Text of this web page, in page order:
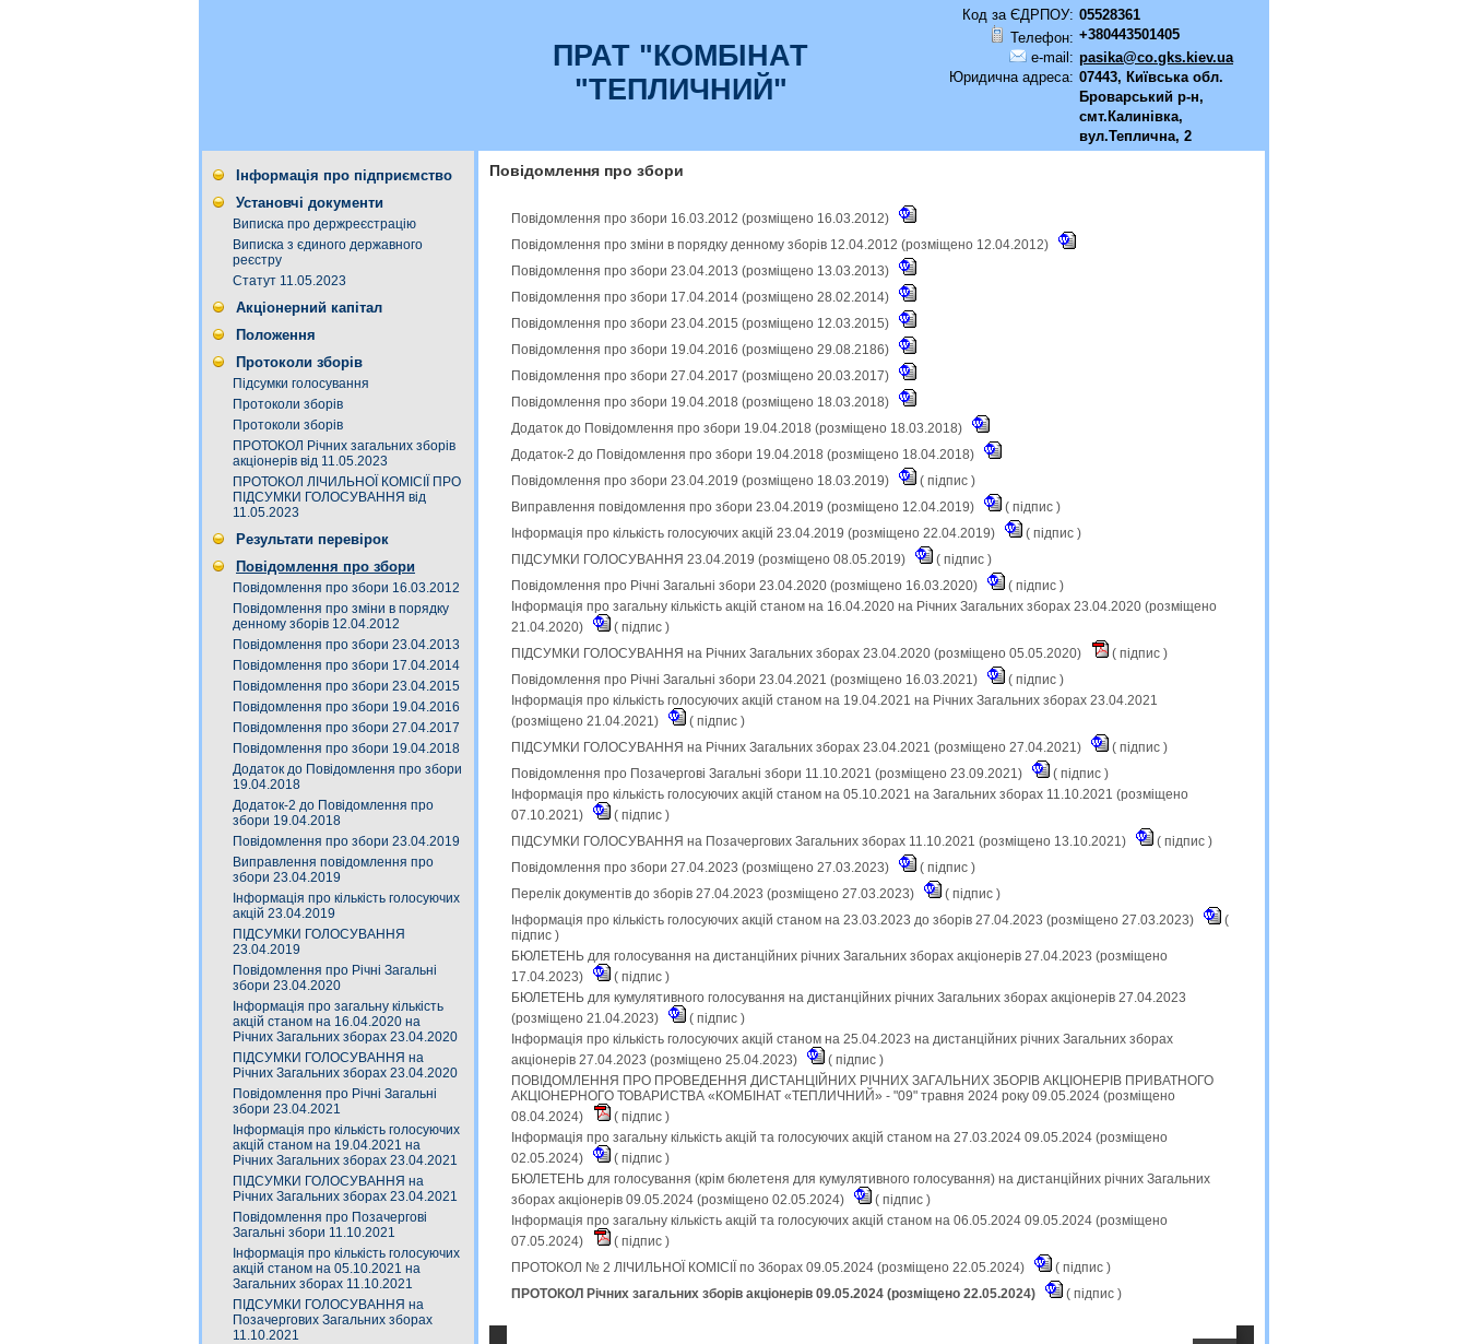
ПРАТ "КОМБІНАТ
"ТЕПЛИЧНИЙ"
Код за ЄДРПОУ: 05528361
Телефон: +380443501405
e-mail: pasika@co.gks.kiev.ua
Юридична адреса: 07443, Київська обл.
Броварський р-н,
смт.Калинівка,
вул.Теплична, 2
Інформація про підприємство
Установчі документи
Виписка про держреєстрацію
Виписка з єдиного державного
реєстру
Статут 11.05.2023
Акціонерний капітал
Положення
Протоколи зборів
Підсумки голосування
Протоколи зборів
Протоколи зборів
ПРОТОКОЛ Річних загальних зборів
акціонерів від 11.05.2023
ПРОТОКОЛ ЛІЧИЛЬНОЇ КОМІСІЇ ПРО
ПІДСУМКИ ГОЛОСУВАННЯ від
11.05.2023
Результати перевірок
Повідомлення про збори
Повідомлення про збори 16.03.2012
Повідомлення про зміни в порядку
денному зборів 12.04.2012
Повідомлення про збори 23.04.2013
Повідомлення про збори 17.04.2014
Повідомлення про збори 23.04.2015
Повідомлення про збори 19.04.2016
Повідомлення про збори 27.04.2017
Повідомлення про збори 19.04.2018
Додаток до Повідомлення про збори
19.04.2018
Додаток-2 до Повідомлення про
збори 19.04.2018
Повідомлення про збори 23.04.2019
Виправлення повідомлення про
збори 23.04.2019
Інформація про кількість голосуючих
акцій 23.04.2019
ПІДСУМКИ ГОЛОСУВАННЯ
23.04.2019
Повідомлення про Річні Загальні
збори 23.04.2020
Інформація про загальну кількість
акцій станом на 16.04.2020 на
Річних Загальних зборах 23.04.2020
ПІДСУМКИ ГОЛОСУВАННЯ на
Річних Загальних зборах 23.04.2020
Повідомлення про Річні Загальні
збори 23.04.2021
Інформація про кількість голосуючих
акцій станом на 19.04.2021 на
Річних Загальних зборах 23.04.2021
ПІДСУМКИ ГОЛОСУВАННЯ на
Річних Загальних зборах 23.04.2021
Повідомлення про Позачергові
Загальні збори 11.10.2021
Інформація про кількість голосуючих
акцій станом на 05.10.2021 на
Загальних зборах 11.10.2021
ПІДСУМКИ ГОЛОСУВАННЯ на
Позачергових Загальних зборах
11.10.2021
Повідомлення про збори
Повідомлення про збори 16.03.2012 (розміщено 16.03.2012)
Повідомлення про зміни в порядку денному зборів 12.04.2012 (розміщено 12.04.2012)
Повідомлення про збори 23.04.2013 (розміщено 13.03.2013)
Повідомлення про збори 17.04.2014 (розміщено 28.02.2014)
Повідомлення про збори 23.04.2015 (розміщено 12.03.2015)
Повідомлення про збори 19.04.2016 (розміщено 29.08.2186)
Повідомлення про збори 27.04.2017 (розміщено 20.03.2017)
Повідомлення про збори 19.04.2018 (розміщено 18.03.2018)
Додаток до Повідомлення про збори 19.04.2018 (розміщено 18.03.2018)
Додаток-2 до Повідомлення про збори 19.04.2018 (розміщено 18.04.2018)
Повідомлення про збори 23.04.2019 (розміщено 18.03.2019)
( підпис )
Виправлення повідомлення про збори 23.04.2019 (розміщено 12.04.2019)
( підпис )
Інформація про кількість голосуючих акцій 23.04.2019 (розміщено 22.04.2019)
( підпис )
ПІДСУМКИ ГОЛОСУВАННЯ 23.04.2019 (розміщено 08.05.2019)
( підпис )
Повідомлення про Річні Загальні збори 23.04.2020 (розміщено 16.03.2020)
( підпис )
Інформація про загальну кількість акцій станом на 16.04.2020 на Річних Загальних зборах 23.04.2020 (розміщено
21.04.2020)
( підпис )
ПІДСУМКИ ГОЛОСУВАННЯ на Річних Загальних зборах 23.04.2020 (розміщено 05.05.2020)
( підпис )
Повідомлення про Річні Загальні збори 23.04.2021 (розміщено 16.03.2021)
( підпис )
Інформація про кількість голосуючих акцій станом на 19.04.2021 на Річних Загальних зборах 23.04.2021
(розміщено 21.04.2021)
( підпис )
ПІДСУМКИ ГОЛОСУВАННЯ на Річних Загальних зборах 23.04.2021 (розміщено 27.04.2021)
( підпис )
Повідомлення про Позачергові Загальні збори 11.10.2021 (розміщено 23.09.2021)
( підпис )
Інформація про кількість голосуючих акцій станом на 05.10.2021 на Загальних зборах 11.10.2021 (розміщено
07.10.2021)
( підпис )
ПІДСУМКИ ГОЛОСУВАННЯ на Позачергових Загальних зборах 11.10.2021 (розміщено 13.10.2021)
( підпис )
Повідомлення про збори 27.04.2023 (розміщено 27.03.2023)
( підпис )
Перелік документів до зборів 27.04.2023 (розміщено 27.03.2023)
( підпис )
Інформація про кількість голосуючих акцій станом на 23.03.2023 до зборів 27.04.2023 (розміщено 27.03.2023)
(
підпис )
БЮЛЕТЕНЬ для голосування на дистанційних річних Загальних зборах акціонерів 27.04.2023 (розміщено
17.04.2023)
( підпис )
БЮЛЕТЕНЬ для кумулятивного голосування на дистанційних річних Загальних зборах акціонерів 27.04.2023
(розміщено 21.04.2023)
( підпис )
Інформація про кількість голосуючих акцій станом на 25.04.2023 на дистанційних річних Загальних зборах
акціонерів 27.04.2023 (розміщено 25.04.2023)
( підпис )
ПОВІДОМЛЕННЯ ПРО ПРОВЕДЕННЯ ДИСТАНЦІЙНИХ РІЧНИХ ЗАГАЛЬНИХ ЗБОРІВ АКЦІОНЕРІВ ПРИВАТНОГО
АКЦІОНЕРНОГО ТОВАРИСТВА «КОМБІНАТ «ТЕПЛИЧНИЙ» - "09" травня 2024 року 09.05.2024 (розміщено
08.04.2024)
( підпис )
Інформація про загальну кількість акцій та голосуючих акцій станом на 27.03.2024 09.05.2024 (розміщено
02.05.2024)
( підпис )
БЮЛЕТЕНЬ для голосування (крім бюлетеня для кумулятивного голосування) на дистанційних річних Загальних
зборах акціонерів 09.05.2024 (розміщено 02.05.2024)
( підпис )
Інформація про загальну кількість акцій та голосуючих акцій станом на 06.05.2024 09.05.2024 (розміщено
07.05.2024)
( підпис )
ПРОТОКОЛ № 2 ЛІЧИЛЬНОЇ КОМІСІЇ по Зборах 09.05.2024 (розміщено 22.05.2024)
( підпис )
ПРОТОКОЛ Річних загальних зборів акціонерів 09.05.2024 (розміщено 22.05.2024)
( підпис )